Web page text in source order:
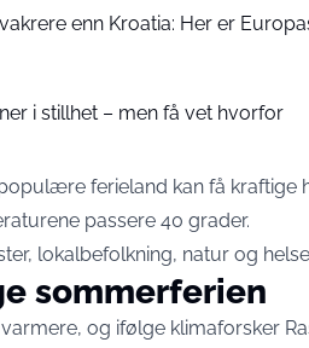
enn Kroatia: Her er
i stillhet – men få vet hvorfor
ferieland kan få kraftige
passere 40 grader.
lokalbefolkning, natur og
sommerferien
og ifølge klimaforsker